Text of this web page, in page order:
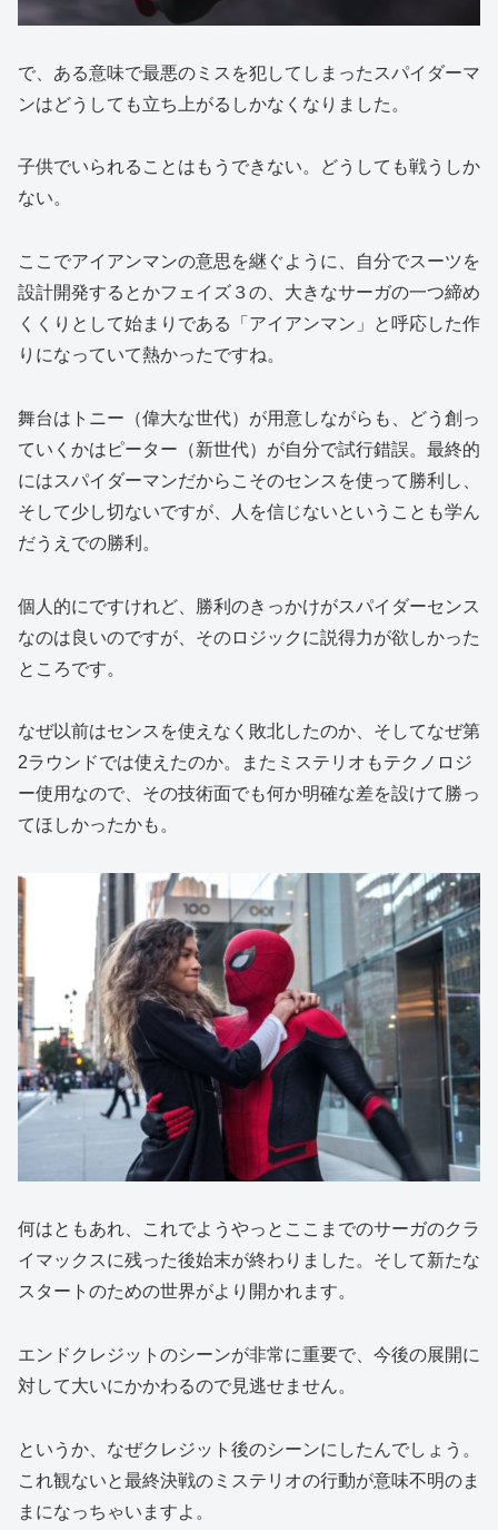
で、ある意味で最悪のミスを犯してしまったスパイダーマ
ンはどうしても立ち上がるしかなくなりました。
子供でいられることはもうできない。どうしても戦うしか
ない。
ここでアイアンマンの意思を継ぐように、自分でスーツを
設計開発するとかフェイズ３の、大きなサーガの一つ締め
くくりとして始まりである「アイアンマン」と呼応した作
りになっていて熱かったですね。
舞台はトニー（偉大な世代）が用意しながらも、どう創っ
ていくかはピーター（新世代）が自分で試行錯誤。最終的
にはスパイダーマンだからこそのセンスを使って勝利し、
そして少し切ないですが、人を信じないということも学ん
だうえでの勝利。
個人的にですけれど、勝利のきっかけがスパイダーセンス
なのは良いのですが、そのロジックに説得力が欲しかった
ところです。
なぜ以前はセンスを使えなく敗北したのか、そしてなぜ第
2ラウンドでは使えたのか。またミステリオもテクノロジ
ー使用なので、その技術面でも何か明確な差を設けて勝っ
てほしかったかも。
何はともあれ、これでようやっとここまでのサーガのクラ
イマックスに残った後始末が終わりました。そして新たな
スタートのための世界がより開かれます。
エンドクレジットのシーンが非常に重要で、今後の展開に
対して大いにかかわるので見逃せません。
というか、なぜクレジット後のシーンにしたんでしょう。
これ観ないと最終決戦のミステリオの行動が意味不明のま
まになっちゃいますよ。